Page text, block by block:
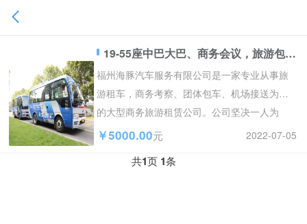
19-55座中巴大巴、商务会议，旅游包车，职工班车
福州海豚汽车服务有限公司是一家专业从事旅
游租车，商务考察、团体包车、机场接送为主
的大型商务旅游租赁公司。公司坚决一人为
本，质量*为主。我们的...
￥5000.00元 2022-07-05
共1页 1条